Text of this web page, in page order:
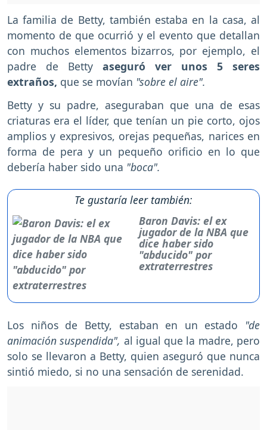
La familia de Betty, también estaba en la casa, al
momento de que ocurrió y el evento que detallan
con muchos elementos bizarros, por ejemplo, el
padre de Betty aseguró ver unos 5 seres
extraños, que se movían "sobre el aire".
Betty y su padre, aseguraban que una de esas
criaturas era el líder, que tenían un pie corto, ojos
amplios y expresivos, orejas pequeñas, narices en
forma de pera y un pequeño orificio en lo que
debería haber sido una "boca".
Te gustaría leer también:
Baron Davis: el ex
jugador de la NBA que
dice haber sido
"abducido" por
extraterrestres
Los niños de Betty, estaban en un estado "de
animación suspendida", al igual que la madre, pero
solo se llevaron a Betty, quien aseguró que nunca
sintió miedo, si no una sensación de serenidad.